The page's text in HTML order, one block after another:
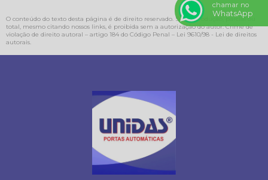
O conteúdo do texto desta página é de direito reservado. Sua reprodução, parcial ou
total, mesmo citando nossos links, é proibida sem a autorização do autor. Crime de
violação de direito autoral – artigo 184 do Código Penal – Lei 9610/98 - Lei de direitos
autorais.
chamar no
WhatsApp